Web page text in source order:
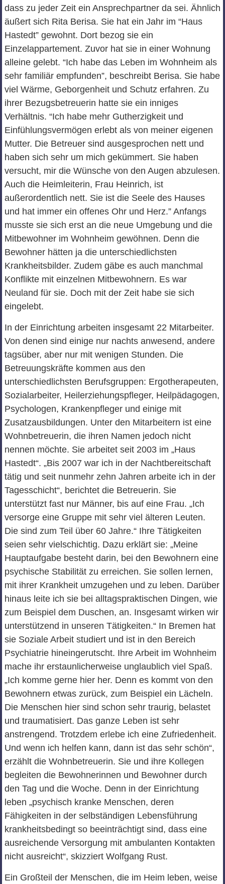
dass zu jeder Zeit ein Ansprechpartner da sei. Ähnlich
äußert sich Rita Berisa. Sie hat ein Jahr im “Haus
Hastedt” gewohnt. Dort bezog sie ein
Einzelappartement. Zuvor hat sie in einer Wohnung
alleine gelebt. “Ich habe das Leben im Wohnheim als
sehr familiär empfunden”, beschreibt Berisa. Sie habe
viel Wärme, Geborgenheit und Schutz erfahren. Zu
ihrer Bezugsbetreuerin hatte sie ein inniges
Verhältnis. “Ich habe mehr Gutherzigkeit und
Einfühlungsvermögen erlebt als von meiner eigenen
Mutter. Die Betreuer sind ausgesprochen nett und
haben sich sehr um mich gekümmert. Sie haben
versucht, mir die Wünsche von den Augen abzulesen.
Auch die Heimleiterin, Frau Heinrich, ist
außerordentlich nett. Sie ist die Seele des Hauses
und hat immer ein offenes Ohr und Herz.” Anfangs
musste sie sich erst an die neue Umgebung und die
Mitbewohner im Wohnheim gewöhnen. Denn die
Bewohner hätten ja die unterschiedlichsten
Krankheitsbilder. Zudem gäbe es auch manchmal
Konflikte mit einzelnen Mitbewohnern. Es war
Neuland für sie. Doch mit der Zeit habe sie sich
eingelebt.
In der Einrichtung arbeiten insgesamt 22 Mitarbeiter.
Von denen sind einige nur nachts anwesend, andere
tagsüber, aber nur mit wenigen Stunden. Die
Betreuungskräfte kommen aus den
unterschiedlichsten Berufsgruppen: Ergotherapeuten,
Sozialarbeiter, Heilerziehungspfleger, Heilpädagogen,
Psychologen, Krankenpfleger und einige mit
Zusatzausbildungen. Unter den Mitarbeitern ist eine
Wohnbetreuerin, die ihren Namen jedoch nicht
nennen möchte. Sie arbeitet seit 2003 im „Haus
Hastedt“. „Bis 2007 war ich in der Nachtbereitschaft
tätig und seit nunmehr zehn Jahren arbeite ich in der
Tagesschicht“, berichtet die Betreuerin. Sie
unterstützt fast nur Männer, bis auf eine Frau. „Ich
versorge eine Gruppe mit sehr viel älteren Leuten.
Die sind zum Teil über 60 Jahre.“ Ihre Tätigkeiten
seien sehr vielschichtig. Dazu erklärt sie: „Meine
Hauptaufgabe besteht darin, bei den Bewohnern eine
psychische Stabilität zu erreichen. Sie sollen lernen,
mit ihrer Krankheit umzugehen und zu leben. Darüber
hinaus leite ich sie bei alltagspraktischen Dingen, wie
zum Beispiel dem Duschen, an. Insgesamt wirken wir
unterstützend in unseren Tätigkeiten.“ In Bremen hat
sie Soziale Arbeit studiert und ist in den Bereich
Psychiatrie hineingerutscht. Ihre Arbeit im Wohnheim
mache ihr erstaunlicherweise unglaublich viel Spaß.
„Ich komme gerne hier her. Denn es kommt von den
Bewohnern etwas zurück, zum Beispiel ein Lächeln.
Die Menschen hier sind schon sehr traurig, belastet
und traumatisiert. Das ganze Leben ist sehr
anstrengend. Trotzdem erlebe ich eine Zufriedenheit.
Und wenn ich helfen kann, dann ist das sehr schön“,
erzählt die Wohnbetreuerin. Sie und ihre Kollegen
begleiten die Bewohnerinnen und Bewohner durch
den Tag und die Woche. Denn in der Einrichtung
leben „psychisch kranke Menschen, deren
Fähigkeiten in der selbständigen Lebensführung
krankheitsbedingt so beeinträchtigt sind, dass eine
ausreichende Versorgung mit ambulanten Kontakten
nicht ausreicht“, skizziert Wolfgang Rust.
Ein Großteil der Menschen, die im Heim leben, weise